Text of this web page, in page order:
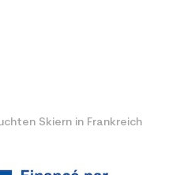
Skiern in Frankreich